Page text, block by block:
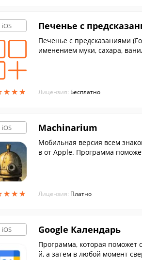
iOS
★★★
★★★
Печенье с
Печенье с предсказаниями
именением муки, сахара,
Лицензия: Бесплатно
iOS
★★★
★★★
Machinarium
Мобильная версия всем
в от Apple. Программа
Лицензия: Платно
iOS Google Календарь
Программа, которая поможет
й, а затем в любой момент